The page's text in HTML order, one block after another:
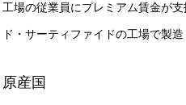
工場の従業員にプレミアム賃金が
ド・サーティファイドの工場で製造
原産国